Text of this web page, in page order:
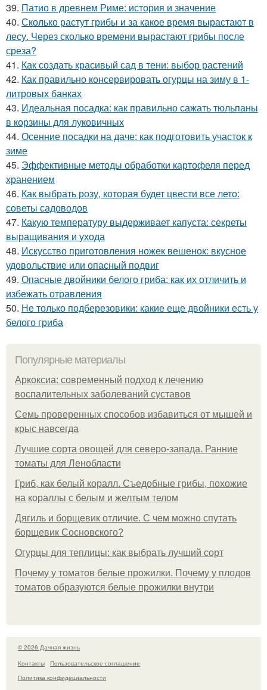
39. Патио в древнем Риме: история и значение
40. Сколько растут грибы и за какое время вырастают в
лесу. Через сколько времени вырастают грибы после
среза?
41. Как создать красивый сад в тени: выбор растений
42. Как правильно консервировать огурцы на зиму в 1-
литровых банках
43. Идеальная посадка: как правильно сажать тюльпаны
в корзины для луковичных
44. Осенние посадки на даче: как подготовить участок к
зиме
45. Эффективные методы обработки картофеля перед
хранением
46. Как выбрать розу, которая будет цвести все лето:
советы садоводов
47. Какую температуру выдерживает капуста: секреты
выращивания и ухода
48. Искусство приготовления ножек вешенок: вкусное
удовольствие или опасный подвиг
49. Опасные двойники белого гриба: как их отличить и
избежать отравления
50. Не только подберезовики: какие еще двойники есть у
белого гриба
Популярные материалы
Аркоксиа: современный подход к лечению
воспалительных заболеваний суставов
Семь проверенных способов избавиться от мышей и
крыс навсегда
Лучшие сорта овощей для северо-запада. Ранние
томаты для Ленобласти
Гриб, как белый коралл. Съедобные грибы, похожие
на кораллы с белым и желтым телом
Дягиль и борщевик отличие. С чем можно спутать
борщевик Сосновского?
Огурцы для теплицы: как выбрать лучший сорт
Почему у томатов белые прожилки. Почему у плодов
томатов образуются белые прожилки внутри
© 2026 Дачная жизнь
Контакты
Пользовательское соглашение
Политика конфидециальности